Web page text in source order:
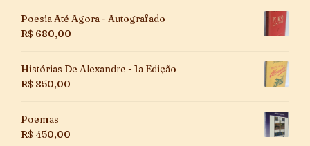
Poesia Até Agora - Autografado
R$ 680,00
Histórias De Alexandre - 1a Edição
R$ 850,00
Poemas
R$ 450,00